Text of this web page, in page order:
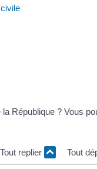
République ? Vous
Tout replier Tout